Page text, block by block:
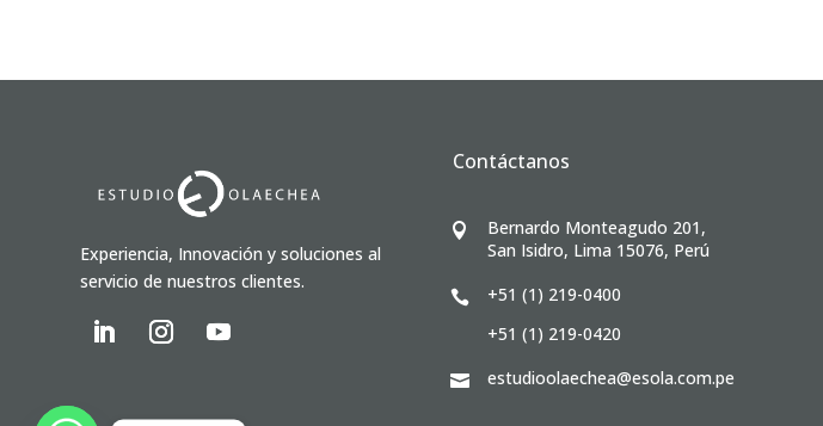
Experiencia, Innovación y soluciones al
servicio de nuestros clientes.
Contáctanos

Bernardo Monteagudo 201,
San Isidro, Lima 15076, Perú

+51 (1) 219-0400
+51 (1) 219-0420
 estudioolaechea@esola.com.pe